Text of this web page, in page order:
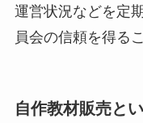
運営状況などを定
員会の信頼を得る
自作教材販売と